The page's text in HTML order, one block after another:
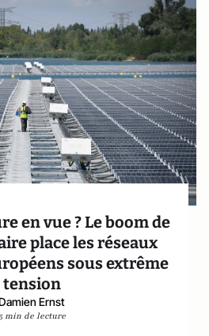
en vue ? Le boom de
place les réseaux
sous extrême
tension
Ernst
min de lecture